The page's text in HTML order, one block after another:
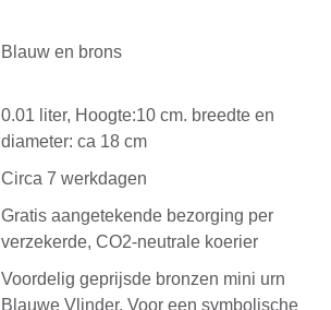
Blauw en brons
0.01 liter, Hoogte:10 cm. breedte en
diameter: ca 18 cm
Circa 7 werkdagen
Gratis aangetekende bezorging per
verzekerde, CO2-neutrale koerier
Voordelig geprijsde bronzen mini urn
Blauwe Vlinder. Voor een symbolische